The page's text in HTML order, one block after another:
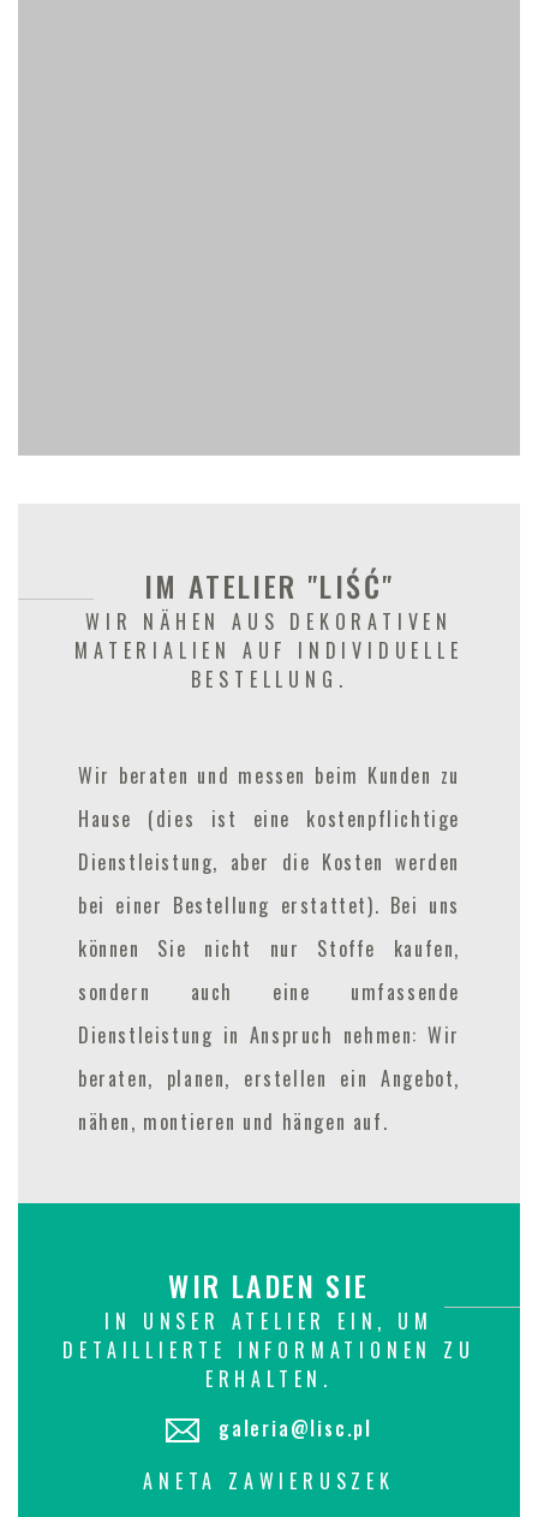
IM ATELIER "LIŚĆ"
WIR NÄHEN AUS DEKORATIVEN
MATERIALIEN AUF INDIVIDUELLE
BESTELLUNG.
Wir beraten und messen beim Kunden zu
Hause (dies ist eine kostenpflichtige
Dienstleistung, aber die Kosten werden
bei einer Bestellung erstattet). Bei uns
können Sie nicht nur Stoffe kaufen,
sondern auch eine umfassende
Dienstleistung in Anspruch nehmen: Wir
beraten, planen, erstellen ein Angebot,
nähen, montieren und hängen auf.
WIR LADEN SIE
IN UNSER ATELIER EIN, UM
DETAILLIERTE INFORMATIONEN ZU
ERHALTEN.
galeria@lisc.pl
ANETA ZAWIERUSZEK